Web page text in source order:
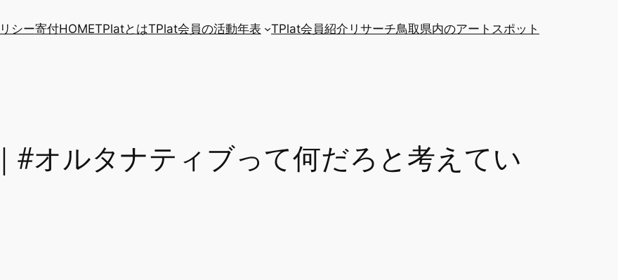
シー寄付HOMETPlatとはTPlat会員の活動年表 TPlat会員紹介 リサーチ鳥取県内のアートスポット
#オルタナティブって何だろと考えてい